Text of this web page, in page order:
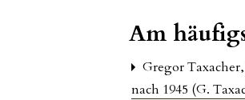
Am
Gregor
nach 1945 (G.